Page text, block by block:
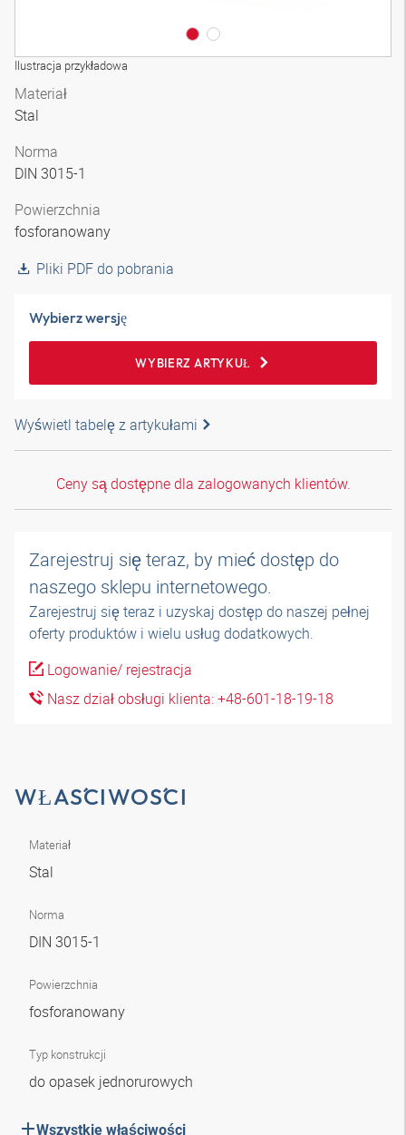
Ilustracja przykładowa
Materiał
Stal
Norma
DIN 3015-1
Powierzchnia
fosforanowany
Pliki PDF do pobrania
Wybierz wersję
WYBIERZ ARTYKUŁ
Wyświetl tabelę z artykułami
Ceny są dostępne dla zalogowanych klientów.
Zarejestruj się teraz, by mieć dostęp do
naszego sklepu internetowego.
Zarejestruj się teraz i uzyskaj dostęp do naszej pełnej
oferty produktów i wielu usług dodatkowych.
Logowanie/ rejestracja
Nasz dział obsługi klienta: +48-601-18-19-18
WŁAŚCIWOŚCI
Materiał
Stal
Norma
DIN 3015-1
Powierzchnia
fosforanowany
Typ konstrukcji
do opasek jednorurowych
Wszystkie właściwości